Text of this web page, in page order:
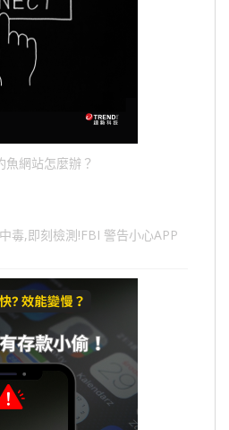
網站怎麼辦？
毒,即刻檢測!FBI 警告小心APP